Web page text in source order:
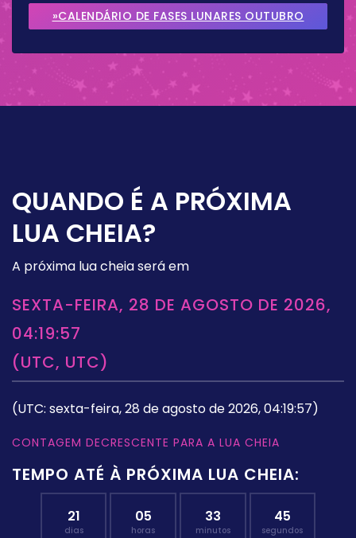
2026
»CALENDÁRIO DE FASES LUNARES OUTUBRO
QUANDO É A PRÓXIMA
LUA CHEIA?
A próxima lua cheia será em
SEXTA-FEIRA, 28 DE AGOSTO DE 2026,
04:19:57
(UTC, UTC)
(UTC: sexta-feira, 28 de agosto de 2026, 04:19:57)
CONTAGEM DECRESCENTE PARA A LUA CHEIA
TEMPO ATÉ À PRÓXIMA LUA CHEIA:
21
dias
05
horas
33
minutos
44
segundos